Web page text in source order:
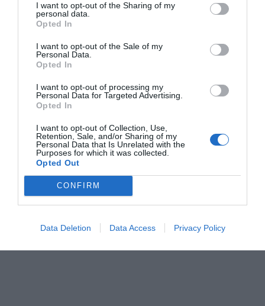
I want to opt-out of the Sharing of my
personal data.
Opted In
I want to opt-out of the Sale of my
Personal Data.
Opted In
I want to opt-out of processing my
Personal Data for Targeted Advertising.
Opted In
I want to opt-out of Collection, Use,
Retention, Sale, and/or Sharing of my
Personal Data that Is Unrelated with the
Purposes for which it was collected.
Opted Out
CONFIRM
Data Deletion Data Access Privacy Policy
————————————–
överraskningarna. Använd facebookknappen nedanför
inlägget för att dela.
För att följa Fixasjalv på Facebook:klicka här
För att följa Fixasjalv på Instagram:
Facebook Pinterest
E-post